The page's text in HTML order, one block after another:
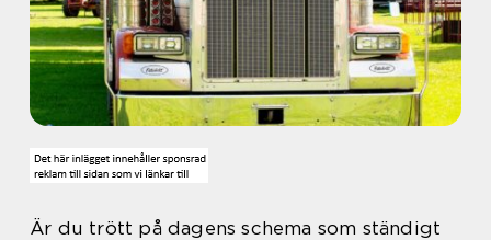
Är du trött på dagens schema som ständigt